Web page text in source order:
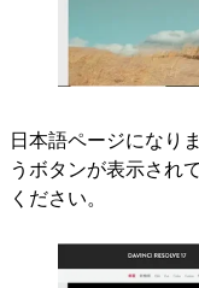
日本語ページになり
うボタンが表示され
ください。